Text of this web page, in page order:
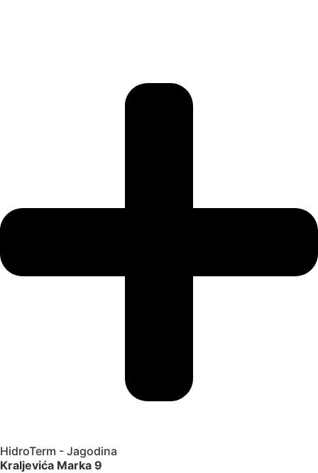
HidroTerm - Jagodina
Kraljevića Marka 9